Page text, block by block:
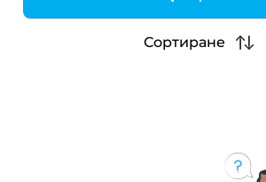
h
Сортиране